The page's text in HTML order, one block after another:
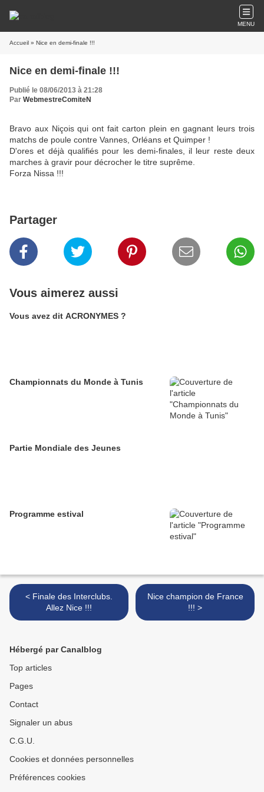
MENU
Accueil » Nice en demi-finale !!!
Nice en demi-finale !!!
Publié le 08/06/2013 à 21:28
Par WebmestreComiteN
Bravo aux Niçois qui ont fait carton plein en gagnant leurs trois
matchs de poule contre Vannes, Orléans et Quimper !
D'ores et déjà qualifiés pour les demi-finales, il leur reste deux
marches à gravir pour décrocher le titre suprême.
Forza Nissa !!!
Partager
Vous aimerez aussi
Vous avez dit ACRONYMES ?
Championnats du Monde à Tunis
Partie Mondiale des Jeunes
Programme estival
< Finale des Interclubs.
Allez Nice !!!
Nice champion de France
!!! >
Hébergé par Canalblog
Top articles
Pages
Contact
Signaler un abus
C.G.U.
Cookies et données personnelles
Préférences cookies